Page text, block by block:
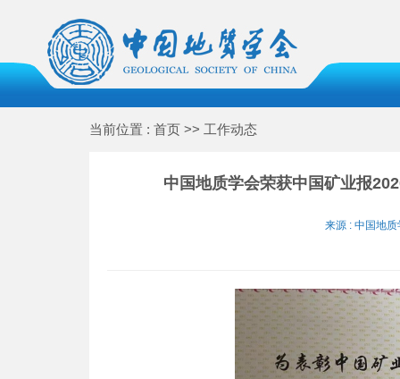
当前位置 : 首页 >> 工作动态
中国地质学会荣获中国矿业报
来源 : 中国地